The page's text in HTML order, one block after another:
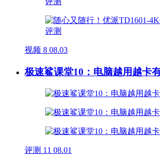
视频 8 08.03
极速鲨课堂10：电脑越用越卡
评测 11 08.01